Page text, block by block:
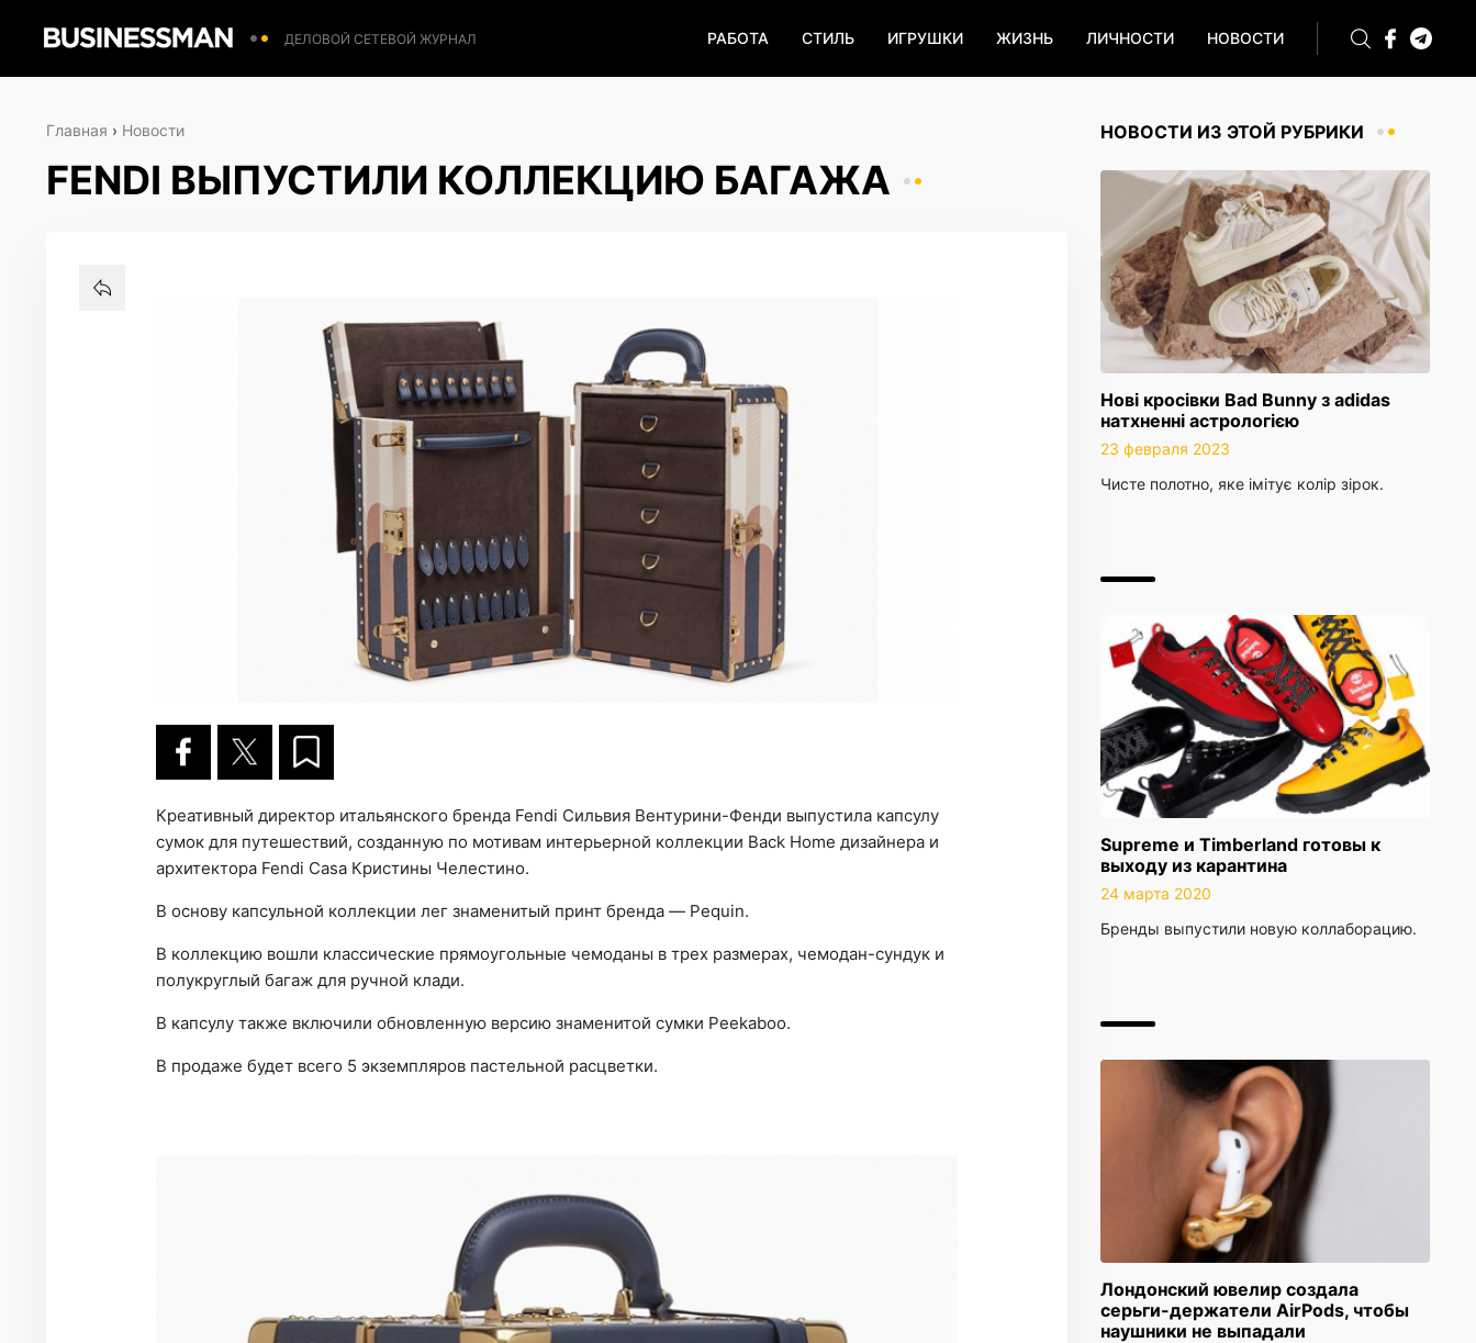
ДЕЛОВОЙ СЕТЕВОЙ ЖУРНАЛ РАБОТА СТИЛЬ ИГРУШКИ ЖИЗНЬ ЛИЧНОСТИ НОВОСТИ
НОВОСТИ ИЗ ЭТОЙ РУБРИКИ
Нові кросівки Bad Bunny з adidas
натхненні астрологією
23 февраля 2023
Чисте полотно, яке імітує колір зірок.
Supreme и Timberland готовы к
выходу из карантина
24 марта 2020
Бренды выпустили новую коллаборацию.
Лондонский ювелир создала
серьги-держатели AirPods, чтобы
наушники не выпадали
Главная › Новости
FENDI ВЫПУСТИЛИ КОЛЛЕКЦИЮ БАГАЖА
Креативный директор итальянского бренда Fendi Сильвия Вентурини-Фенди выпустила капсулу
сумок для путешествий, созданную по мотивам интерьерной коллекции Back Home дизайнера и
архитектора Fendi Casa Кристины Челестино.
В основу капсульной коллекции лег знаменитый принт бренда — Pequin.
В коллекцию вошли классические прямоугольные чемоданы в трех размерах, чемодан-сундук и
полукруглый багаж для ручной клади.
В капсулу также включили обновленную версию знаменитой сумки Peekaboo.
В продаже будет всего 5 экземпляров пастельной расцветки.